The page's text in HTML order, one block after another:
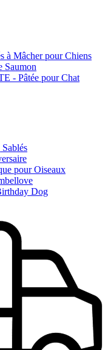
à Mâcher pour Chiens
Saumon
- Pâtée pour Chat
pour Oiseaux
Dog